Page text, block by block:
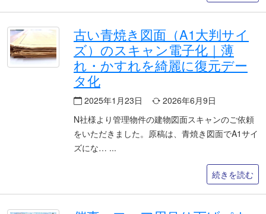
古い青焼き図面（A1大判サイ
ズ）のスキャン電子化｜薄
れ・かすれを綺麗に復元デー
タ化
2025年1月23日
2026年6月9日
N社様より管理物件の建物図面スキャンのご依頼
をいただきました。原稿は、青焼き図面でA1サイ
ズにな…
続きを読む